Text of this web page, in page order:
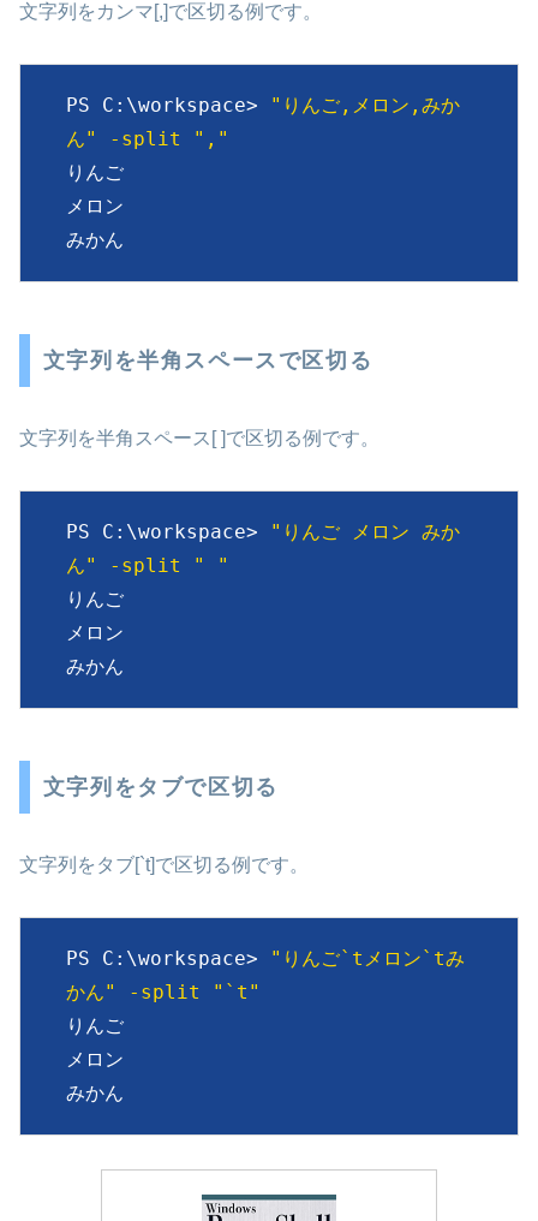
文字列をカンマ[,]で区切る例です。
PS C:\workspace>
"りんご,メロン,みか
ん" -split ","
りんご
メロン
みかん
文字列を半角スペースで区切る
文字列を半角スペース[ ]で区切る例です。
PS C:\workspace>
"りんご メロン みか
ん" -split " "
りんご
メロン
みかん
文字列をタブで区切る
文字列をタブ[`t]で区切る例です。
PS C:\workspace>
"りんご`tメロン`tみ
かん" -split "`t"
りんご
メロン
みかん